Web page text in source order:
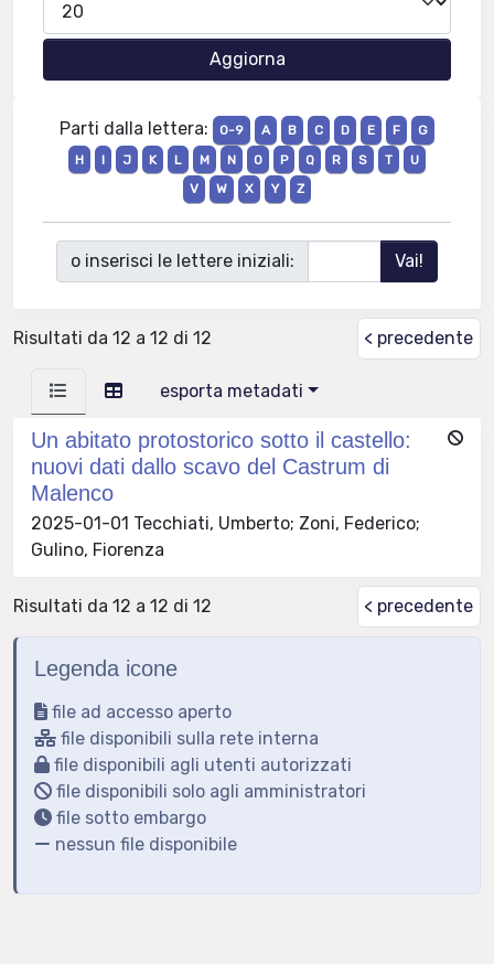
Parti dalla lettera: 0-9 A B C D E F
G
H
I J K L M N O P Q R S T
U
V
W X Y Z
o inserisci le lettere iniziali:
Risultati da 12 a 12 di 12 < precedente
esporta metadati
Un abitato protostorico sotto il castello:
nuovi dati dallo scavo del Castrum di
Malenco
2025-01-01 Tecchiati, Umberto; Zoni, Federico;
Gulino, Fiorenza
Risultati da 12 a 12 di 12 < precedente
Legenda icone
file ad accesso aperto
file disponibili sulla rete interna
file disponibili agli utenti autorizzati
file disponibili solo agli amministratori
file sotto embargo
nessun file disponibile